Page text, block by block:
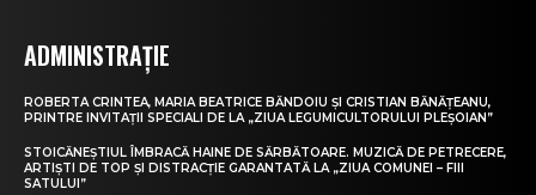
ADMINISTRAȚIE
ROBERTA CRINTEA, MARIA BEATRICE BĂNDOIU ȘI CRISTIAN BĂNĂȚEANU,
PRINTRE INVITAȚII SPECIALI DE LA „ZIUA LEGUMICULTORULUI PLEȘOIAN”
STOICĂNEȘTIUL ÎMBRACĂ HAINE DE SĂRBĂTOARE. MUZICĂ DE PETRECERE,
ARTIȘTI DE TOP ȘI DISTRACȚIE GARANTATĂ LA „ZIUA COMUNEI – FIII
SATULUI”